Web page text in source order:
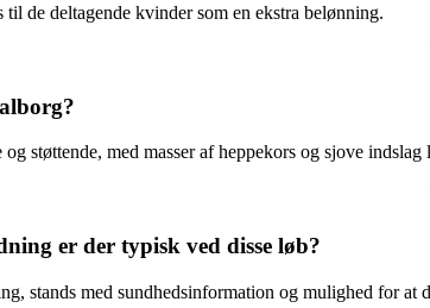
til de deltagende kvinder som en ekstra belønning.
støttende, med masser af heppekors og sjove indslag
er der typisk ved disse løb?
stands med sundhedsinformation og mulighed for at